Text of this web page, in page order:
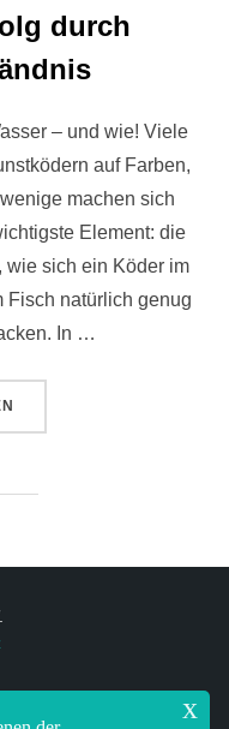
durch
– und wie! Viele
auf Farben,
machen sich
Element: die
wie sich ein Köder im
Fisch natürlich genug
In …
x